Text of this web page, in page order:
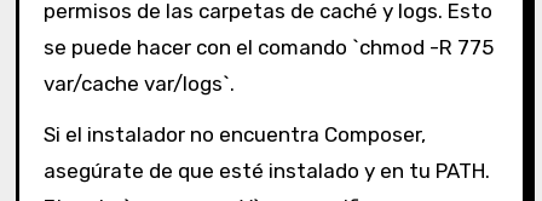
permisos de las carpetas de caché y logs. Esto
se puede hacer con el comando `chmod -R 775
var/cache var/logs`.
Si el instalador no encuentra Composer,
asegúrate de que esté instalado y en tu PATH.